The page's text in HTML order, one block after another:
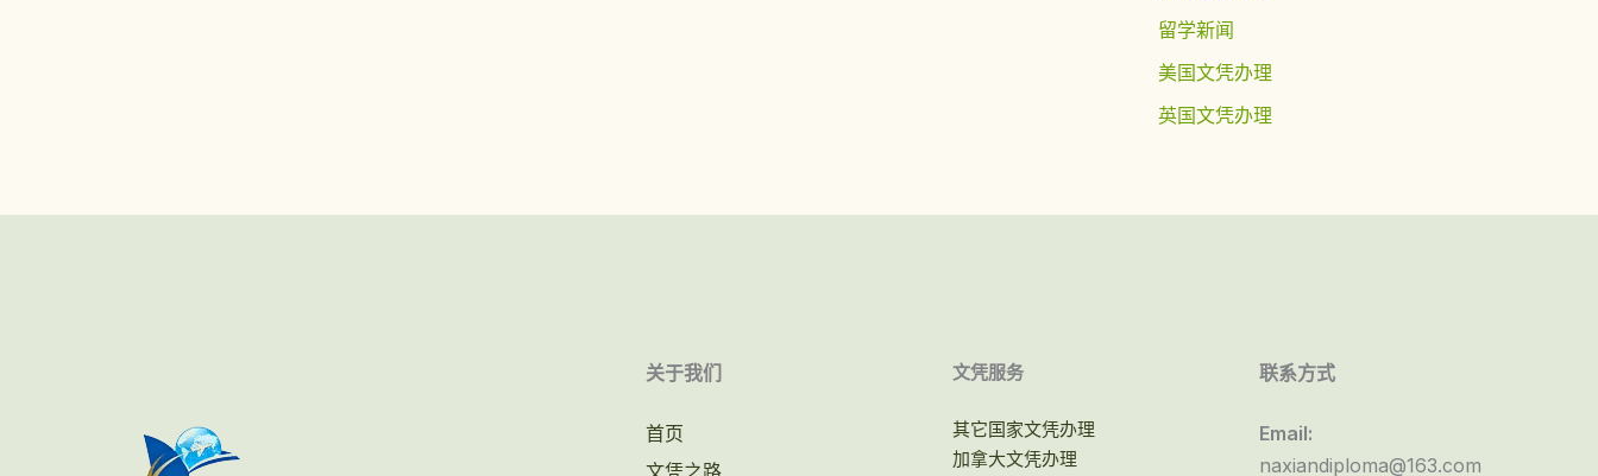
留学新闻
美国文凭办理
英国文凭办理
关于我们
首页
文凭之路
文凭服务
其它国家文凭办理
加拿大文凭办理
联系方式
Email:
naxiandiploma@163.com